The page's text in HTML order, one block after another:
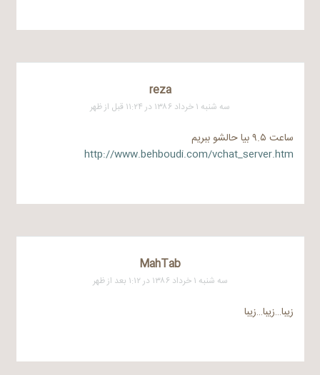
reza
سه شنبه ۱ خرداد ۱۳۸۶ در ۱۱:۲۴ قبل از ظهر
ساعت ۹.۵ بیا حالشو ببریم
http://www.behboudi.com/vchat_server.htm
MahTab
سه شنبه ۱ خرداد ۱۳۸۶ در ۱:۱۲ بعد از ظهر
زیبا…زیبا…زیبا